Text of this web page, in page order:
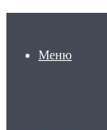
Меню